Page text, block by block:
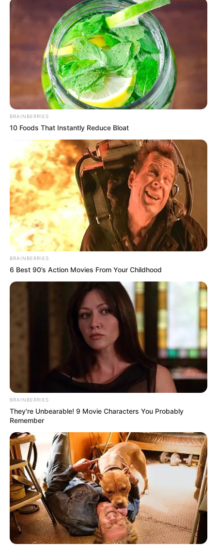
ALERTA BOGOTÁ EN GOOGLE NEWS
TEMAS RELACIONADOS
CIUDAD VERDE, SOACHA
MOVILIDAD EN SOACHA
SOACHA, CUNDINAMARCA
PUENTE PEATONAL
MANTÉNGASE EN ALERTA
Tenemos todas las noticias que le
interesan. Para estar bien informado, por
favor, active las notificaciones de Alerta.
ACTIVAR AHORA
TEMAS DESTACADOS
BRAINBERRIES
10 Foods That Instantly Reduce Bloat
BRAINBERRIES
6 Best 90’s Action Movies From Your Childhood
BRAINBERRIES
They're Unbearable! 9 Movie Characters You Probably
Remember